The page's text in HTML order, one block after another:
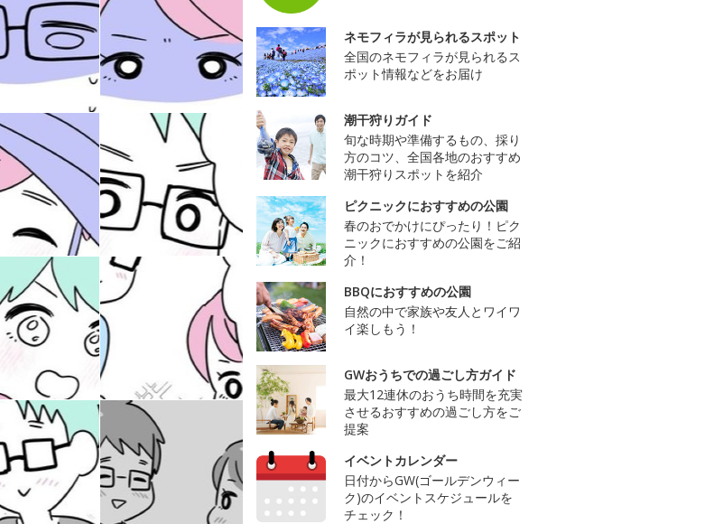
ネモフィラが見られるスポット
全国のネモフィラが見られるス
ポット情報などをお届け
潮干狩りガイド
旬な時期や準備するもの、採り
方のコツ、全国各地のおすすめ
潮干狩りスポットを紹介
ピクニックにおすすめの公園
春のおでかけにぴったり！ピク
ニックにおすすめの公園をご紹
介！
BBQにおすすめの公園
自然の中で家族や友人とワイワ
イ楽しもう！
GWおうちでの過ごし方ガイド
最大12連休のおうち時間を充実
させるおすすめの過ごし方をご
提案
イベントカレンダー
日付からGW(ゴールデンウィー
ク)のイベントスケジュールを
チェック！